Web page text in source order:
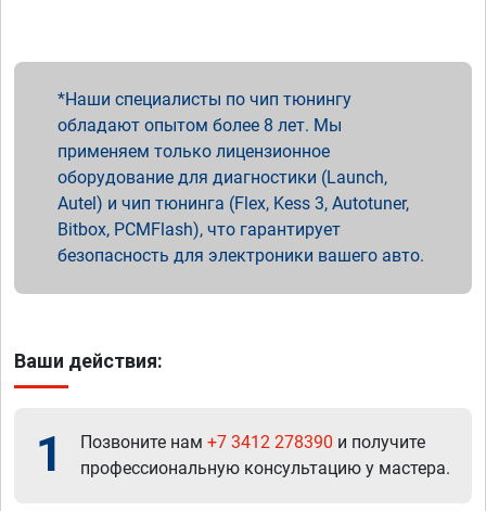
Наши специалисты по чип тюнингу
обладают опытом более 8 лет. Мы
применяем только лицензионное
оборудование для диагностики (Launch,
Autel) и чип тюнинга (Flex, Kess 3, Autotuner,
Bitbox, PCMFlash), что гарантирует
безопасность для электроники вашего авто.
Ваши действия:
1 Позвоните нам +7 3412 278390 и получите
профессиональную консультацию у мастера.